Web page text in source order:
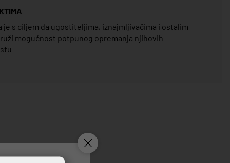
je s ciljem da ugostiteljima, iznajmljivačima i ostalim
mogućnost potpunog opremanja njihovih